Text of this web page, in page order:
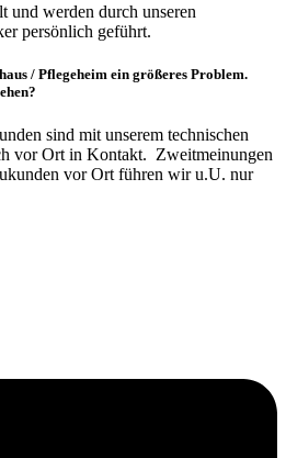
und werden durch unseren
persönlich geführt.
/ Pflegeheim ein größeres Problem.
sind mit unserem technischen
vor Ort in Kontakt. Zweitmeinungen
vor Ort führen wir u.U. nur